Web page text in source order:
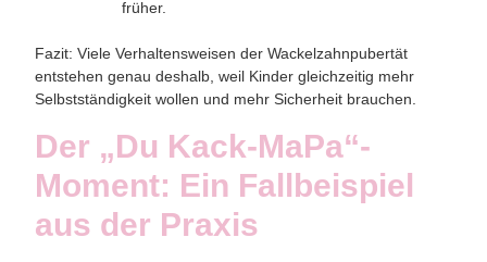
früher.
Fazit: Viele Verhaltensweisen der Wackelzahnpubertät
entstehen genau deshalb, weil Kinder gleichzeitig mehr
Selbstständigkeit wollen und mehr Sicherheit brauchen.
Der „Du Kack-MaPa“-
Moment: Ein Fallbeispiel
aus der Praxis